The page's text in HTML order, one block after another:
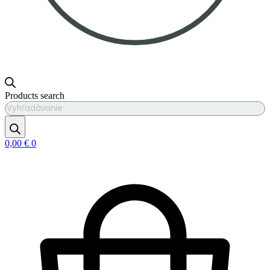
Products search
0,00 € 0